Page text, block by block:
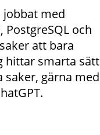
jobbat med
PostgreSQL och
att bara
hittar smarta sätt
gärna med